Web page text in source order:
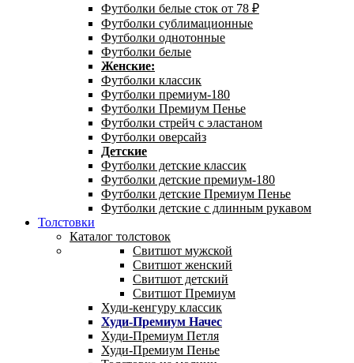
Футболки белые сток от 78 ₽
Футболки сублимационные
Футболки однотонные
Футболки белые
Женские:
Футболки классик
Футболки премиум-180
Футболки Премиум Пенье
Футболки стрейч с эластаном
Футболки оверсайз
Детские
Футболки детские классик
Футболки детские премиум-180
Футболки детские Премиум Пенье
Футболки детские с длинным рукавом
Толстовки
Каталог толстовок
Свитшот мужской
Свитшот женский
Свитшот детский
Свитшот Премиум
Худи-кенгуру классик
Худи-Премиум Начес
Худи-Премиум Петля
Худи-Премиум Пенье